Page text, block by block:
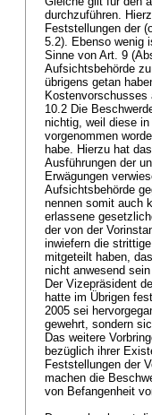
durchzuführen.
Feststellungen der
5.2). Ebenso wenig
Sinne von Art. 9
Aufsichtsbehörde
übrigens getan
Kostenvorschusses
10.2 Die
nichtig, weil diese
vorgenommen
habe. Hierzu hat
Ausführungen der
Erwägungen
Aufsichtsbehörde
nennen somit auch
erlassene
der von der
inwiefern die
mitgeteilt haben,
nicht anwesend
Der Vizepräsident
hatte im Übrigen
2005 sei
gewehrt, sondern
Das weitere
bezüglich ihrer
Feststellungen der
machen die
von Befangenheit